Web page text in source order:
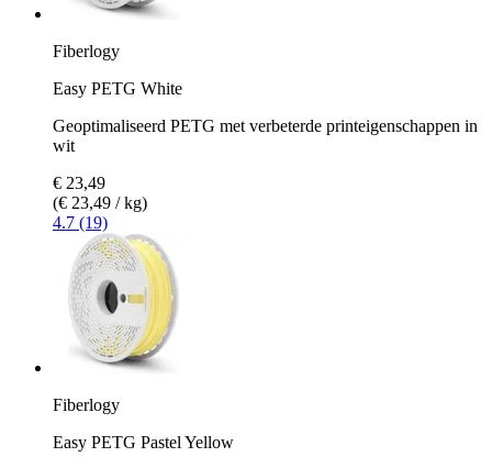
Fiberlogy
Easy PETG White
Geoptimaliseerd PETG met verbeterde printeigenschappen in
wit
€ 23,49
(€ 23,49 / kg)
4.7 (19)
Fiberlogy
Easy PETG Pastel Yellow